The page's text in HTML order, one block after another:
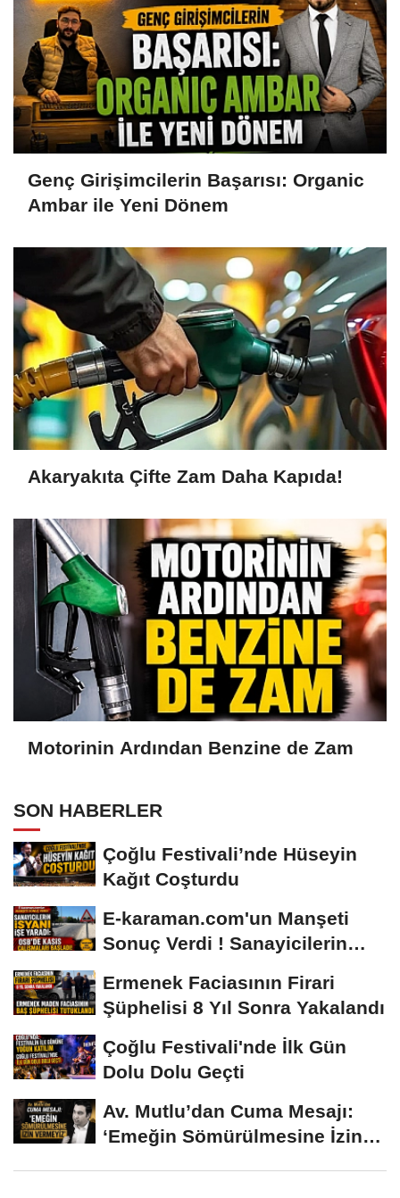
Genç Girişimcilerin Başarısı: Organic
Ambar ile Yeni Dönem
Akaryakıta Çifte Zam Daha Kapıda!
Motorinin Ardından Benzine de Zam
SON HABERLER
Çoğlu Festivali’nde Hüseyin
Kağıt Coşturdu
E-karaman.com'un Manşeti
Sonuç Verdi ! Sanayicilerin
Ermenek Faciasının Firari
Şüphelisi 8 Yıl Sonra Yakalandı
Çoğlu Festivali'nde İlk Gün
Dolu Dolu Geçti
Av. Mutlu’dan Cuma Mesajı:
‘Emeğin Sömürülmesine İzin